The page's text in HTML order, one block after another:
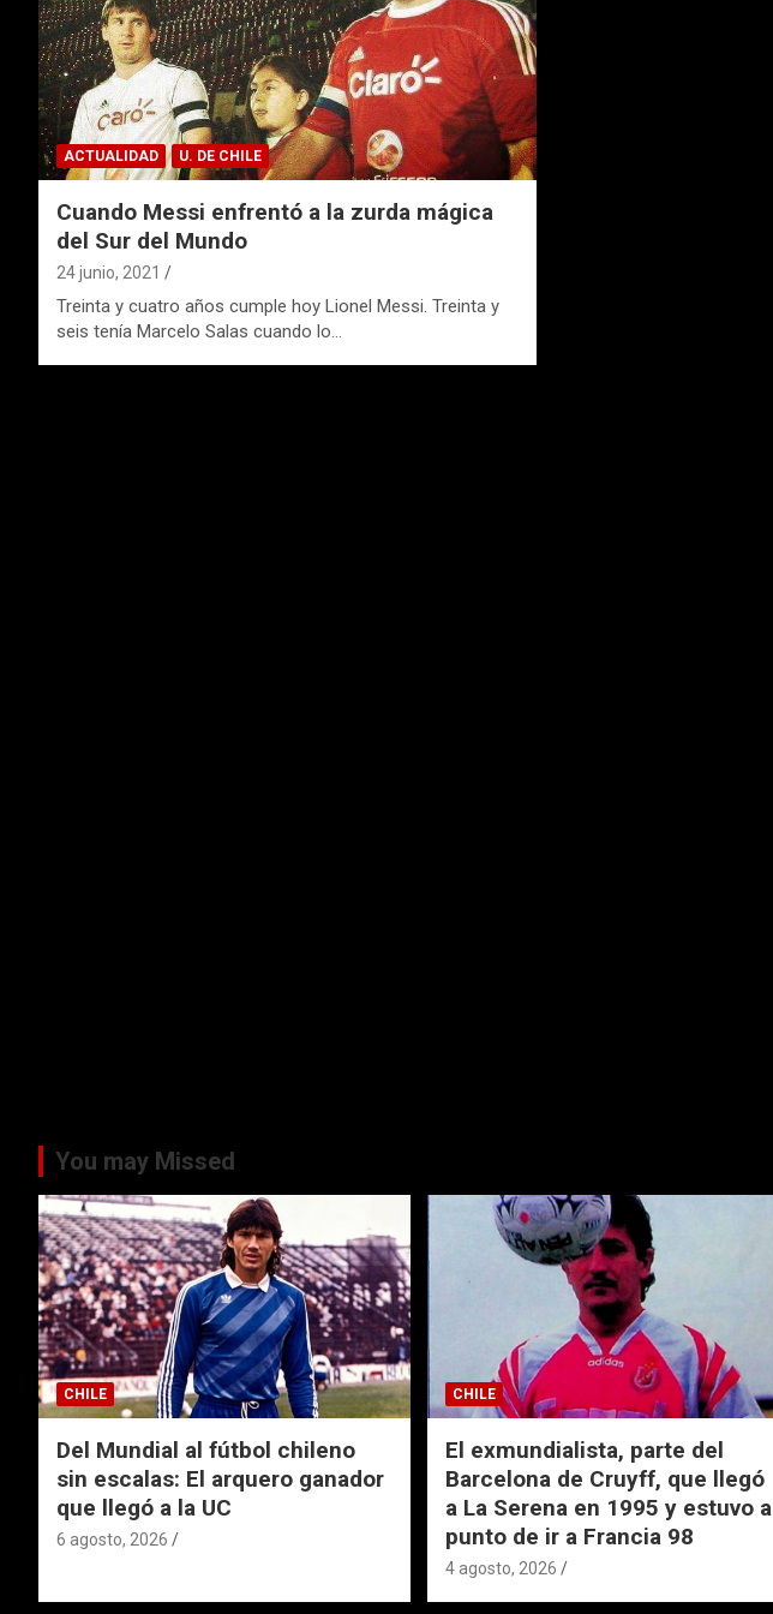
ACTUALIDAD U. DE CHILE
Cuando Messi enfrentó a la zurda mágica
del Sur del Mundo
24 junio, 2021
Treinta y cuatro años cumple hoy Lionel Messi. Treinta y
seis tenía Marcelo Salas cuando lo…
You may Missed
CHILE
Del Mundial al fútbol chileno
sin escalas: El arquero ganador
que llegó a la UC
6 agosto, 2026
CHILE
El exmundialista, parte del
Barcelona de Cruyff, que llegó
a La Serena en 1995 y estuvo a
punto de ir a Francia 98
4 agosto, 2026